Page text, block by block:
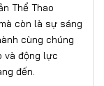
Thể Thao
còn là sự sáng
cùng chúng
và động lực
đến.